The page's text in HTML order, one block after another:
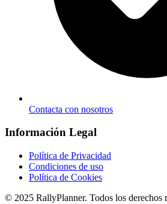
Contacta con nosotros
Información Legal
Política de Privacidad
Condiciones de uso
Política de Cookies
© 2025 RallyPlanner. Todos los derechos